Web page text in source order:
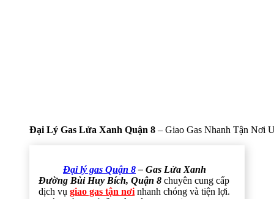
Đại Lý Gas Lửa Xanh Quận 8 – Giao Gas Nhanh Tận Nơi
Đại lý gas Quận 8– Gas Lửa Xanh
Đường Bùi Huy Bích, Quận 8 chuyên cung cấp
dịch vụ giao gas tận nơi nhanh chóng và tiện lợi.